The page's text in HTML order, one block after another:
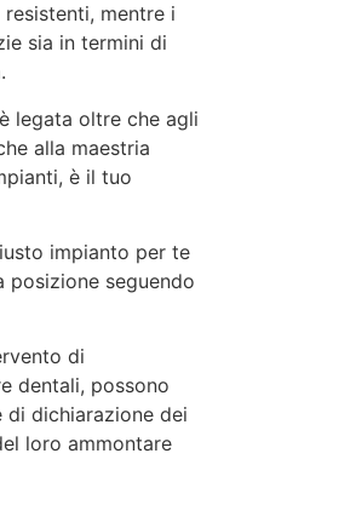
mentre i
sia in termini di
legata oltre che agli
alla maestria
è il tuo
impianto per te
posizione seguendo
di
dentali, possono
di dichiarazione dei
loro ammontare